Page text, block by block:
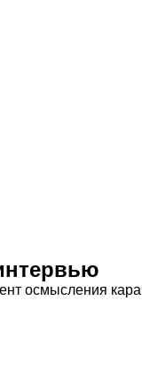
осмысления